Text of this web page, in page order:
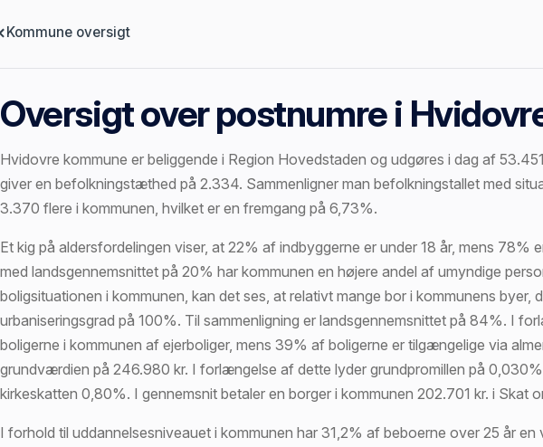
Kommune oversigt
Oversigt over postnumre i
Hvidovre kommune er beliggende i Region Hovedstaden og udgøres i dag af
giver en befolkningstæthed på 2.334. Sammenligner man befolkningstallet med
3.370 flere i kommunen, hvilket er en fremgang på 6,73%.
Et kig på aldersfordelingen viser, at 22% af indbyggerne er under 18 år, mens 78%
med landsgennemsnittet på 20% har kommunen en højere andel af umyndige
boligsituationen i kommunen, kan det ses, at relativt mange bor i kommunens byer,
urbaniseringsgrad på 100%. Til sammenligning er landsgennemsnittet på 84%. I
boligerne i kommunen af ejerboliger, mens 39% af boligerne er tilgængelige via
grundværdien på 246.980 kr. I forlængelse af dette lyder grundpromillen på
kirkeskatten 0,80%. I gennemsnit betaler en borger i kommunen 202.701 kr. i Skat
I forhold til uddannelsesniveauet i kommunen har 31,2% af beboerne over 25 år en